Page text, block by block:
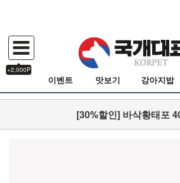
+2,000P
이벤트 맛보기 강아지밥
[30%할인] 바삭황태포